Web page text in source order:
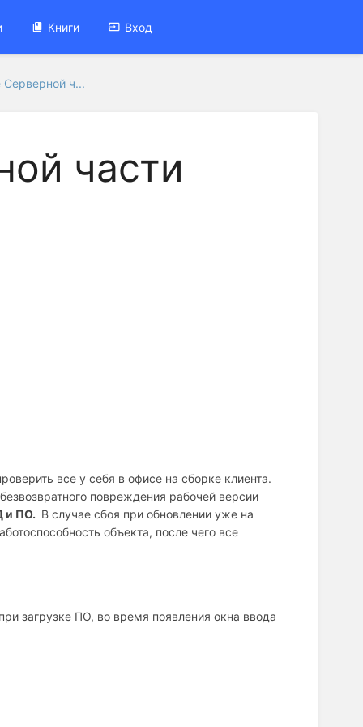
Книги Вход
Серверной ч...
части
все у себя в офисе на сборке клиента.
повреждения рабочей версии
и ПО. В случае сбоя при обновлении уже на
объекта, после чего все
загрузке ПО, во время появления окна ввода